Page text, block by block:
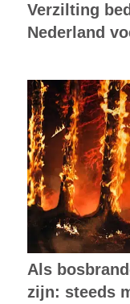
Verzilting
Nederland
Als
zijn: steeds